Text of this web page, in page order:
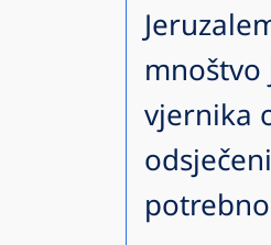
vjernika